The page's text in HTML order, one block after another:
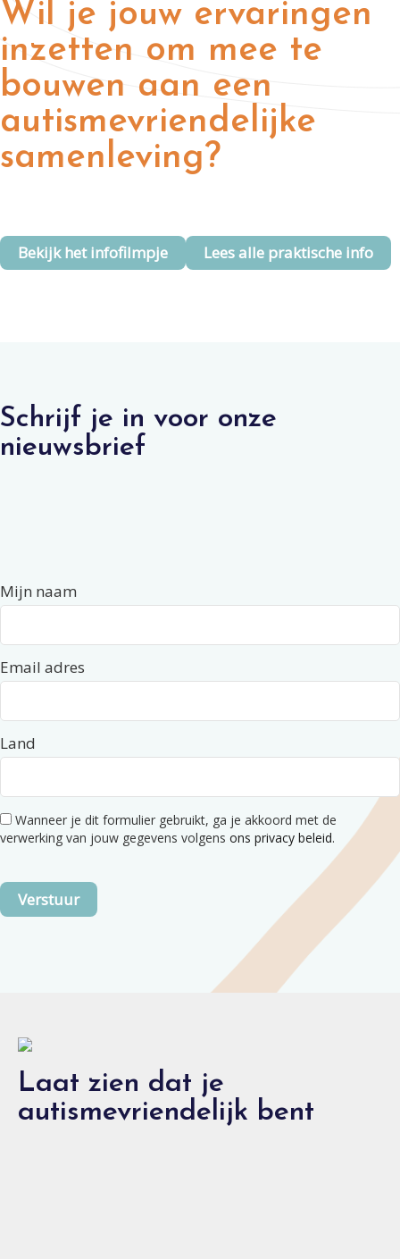
Wil je jouw ervaringen
inzetten om mee te
bouwen aan een
autismevriendelijke
samenleving?
Bekijk het infofilmpje Lees alle praktische info
Schrijf je in voor onze
nieuwsbrief
Mijn naam
Email adres
Land
Wanneer je dit formulier gebruikt, ga je akkoord met de
verwerking van jouw gegevens volgens ons privacy beleid.
Laat zien dat je
autismevriendelijk bent